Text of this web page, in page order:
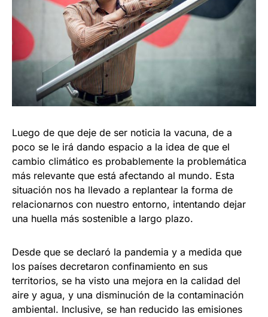
Luego de que deje de ser noticia la vacuna, de a
poco se le irá dando espacio a la idea de que el
cambio climático es probablemente la problemática
más relevante que está afectando al mundo. Esta
situación nos ha llevado a replantear la forma de
relacionarnos con nuestro entorno, intentando dejar
una huella más sostenible a largo plazo.
Desde que se declaró la pandemia y a medida que
los países decretaron confinamiento en sus
territorios, se ha visto una mejora en la calidad del
aire y agua, y una disminución de la contaminación
ambiental. Inclusive, se han reducido las emisiones